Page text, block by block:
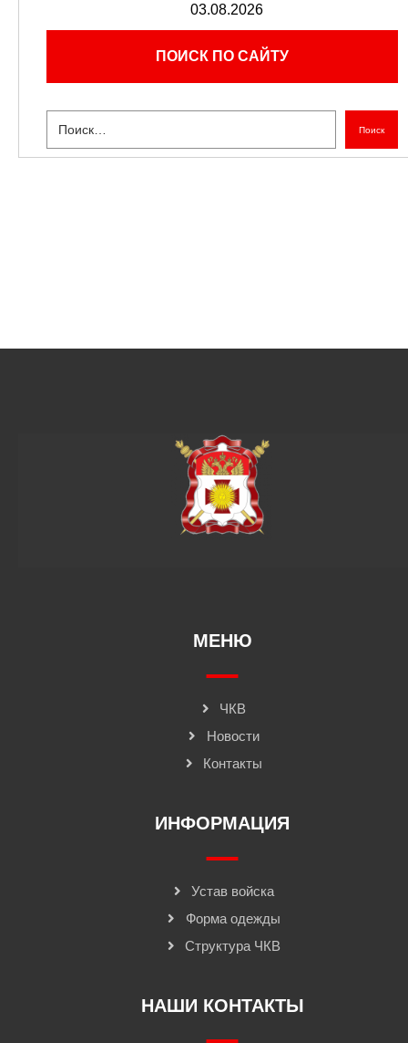
03.08.2026
ПОИСК ПО САЙТУ
Поиск
МЕНЮ
ЧКВ
Новости
Контакты
ИНФОРМАЦИЯ
Устав войска
Форма одежды
Структура ЧКВ
НАШИ КОНТАКТЫ